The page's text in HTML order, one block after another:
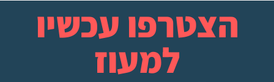
הצטרפו עכשיו
למעוז